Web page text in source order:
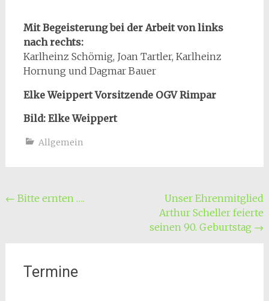
Mit Begeisterung bei der Arbeit von links
nach rechts:
Karlheinz Schömig, Joan Tartler, Karlheinz
Hornung und Dagmar Bauer
Elke Weippert Vorsitzende OGV Rimpar
Bild: Elke Weippert
Allgemein
Beitragsnavigation
← Bitte ernten ….
Unser Ehrenmitglied
Arthur Scheller feierte
seinen 90. Geburtstag →
Termine